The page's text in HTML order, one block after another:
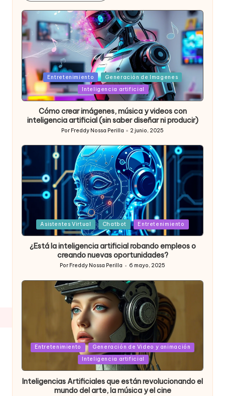
Posted
in
Entretenimiento
Generación de Imagenes
Inteligencia artificial
Cómo crear imágenes, música y videos con
inteligencia artificial (sin saber diseñar ni producir)
Publicado
por
Por Freddy Nossa Perilla 2 junio, 2025
Posted
in
Asistentes Virtual Chatbot Entretenimiento
¿Está la inteligencia artificial robando empleos o
creando nuevas oportunidades?
Publicado
Por Freddy Nossa Perilla 6 mayo, 2025
Posted
Entretenimiento
Generación de Video y animación
Inteligencia artificial
Inteligencias Artificiales que están revolucionando el
mundo del arte, la música y el cine